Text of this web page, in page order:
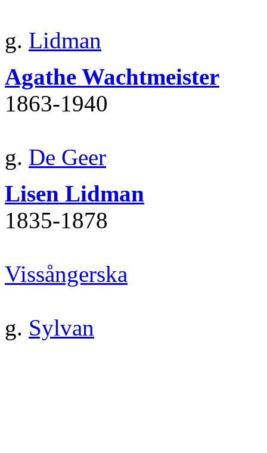
g. Lidman
Agathe Wachtmeister
1863‐1940
g. De Geer
Lisen Lidman
1835‐1878
Vissångerska
g. Sylvan